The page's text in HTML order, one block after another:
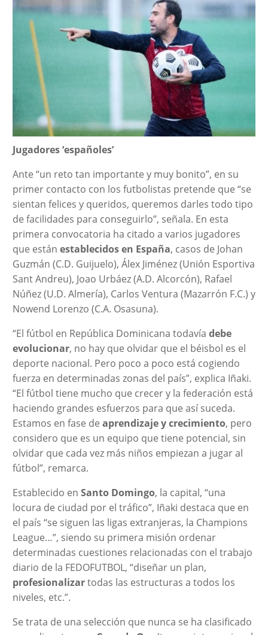
Jugadores ‘españoles’
Ante “un reto tan importante y muy bonito”, en su
primer contacto con los futbolistas pretende que “se
sientan felices y queridos, queremos darles todo tipo
de facilidades para conseguirlo”, señala. En esta
primera convocatoria ha citado a varios jugadores
que están establecidos en España, casos de Johan
Guzmán (C.D. Guijuelo), Álex Jiménez (Unión Esportiva
Sant Andreu), Joao Urbáez (A.D. Alcorcón), Rafael
Núñez (U.D. Almería), Carlos Ventura (Mazarrón F.C.) y
Nowend Lorenzo (C.A. Osasuna).
“El fútbol en República Dominicana todavía debe
evolucionar, no hay que olvidar que el béisbol es el
deporte nacional. Pero poco a poco está cogiendo
fuerza en determinadas zonas del país”, explica Iñaki.
“El fútbol tiene mucho que crecer y la federación está
haciendo grandes esfuerzos para que así suceda.
Estamos en fase de aprendizaje y crecimiento, pero
considero que es un equipo que tiene potencial, sin
olvidar que cada vez más niños empiezan a jugar al
fútbol”, remarca.
Establecido en Santo Domingo, la capital, “una
locura de ciudad por el tráfico”, Iñaki destaca que en
el país “se siguen las ligas extranjeras, la Champions
League…”, siendo su primera misión ordenar
determinadas cuestiones relacionadas con el trabajo
diario de la FEDOFUTBOL, “diseñar un plan,
profesionalizartodas las estructuras a todos los
niveles, etc.”.
Se trata de una selección que nunca se ha clasificado